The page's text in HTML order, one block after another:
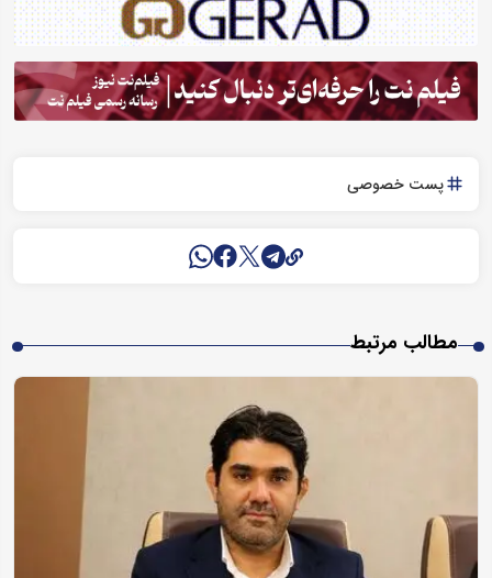
پست خصوصی
مطالب مرتبط